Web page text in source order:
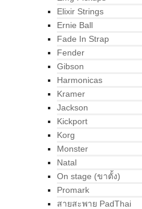
Elixir Strings
Ernie Ball
Fade In Strap
Fender
Gibson
Harmonicas
Kramer
Jackson
Kickport
Korg
Monster
Natal
On stage (ขาตั้ง)
Promark
สายสะพาย PadThai